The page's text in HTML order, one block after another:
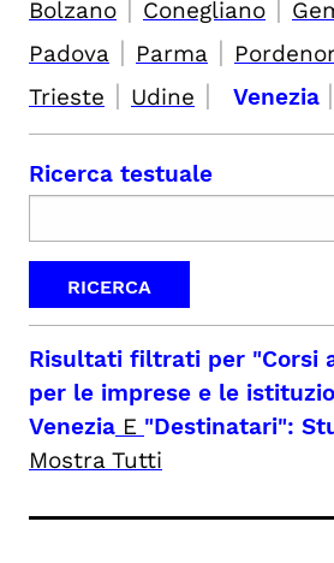
Bolzano | Conegliano |
Padova | Parma |
Trieste | Udine | Venezia |
Ricerca testuale
Risultati filtrati per "Corsi
per le imprese e le
Venezia E "Destinatari":
Mostra Tutti